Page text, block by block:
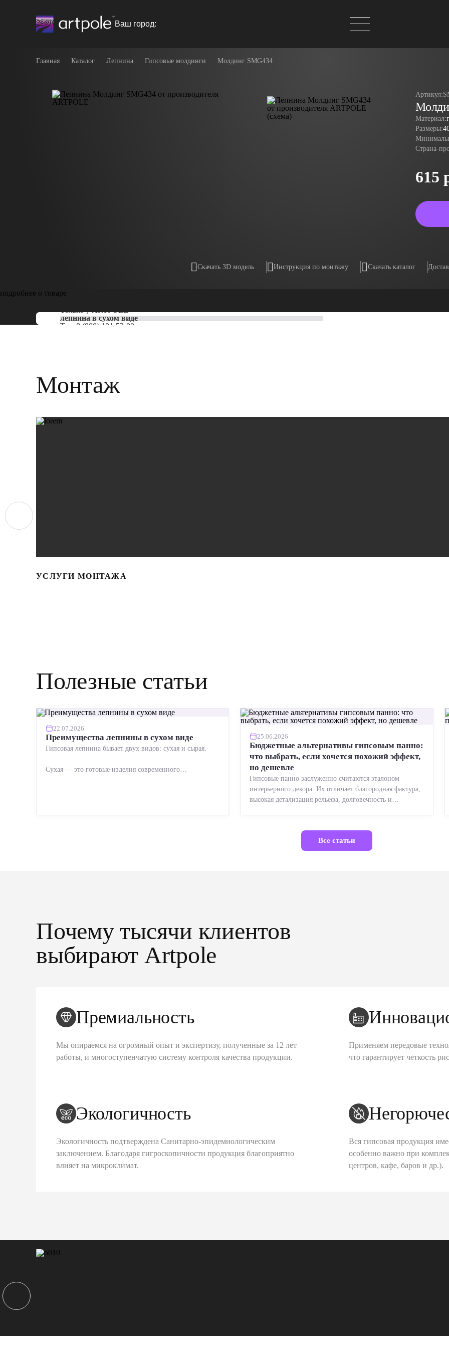
Ваш город:
Главная Каталог Лепнина Гипсовые молдинги Молдинг SMG434
Артикул:
Материал:
Размеры:
Страна-
615
Скачать 3D модель Инструкция по монтажу Скачать каталог
подробнее о товаре
Только уARTPOLE
лепнина в сухом виде
Тел: 8 (800) 101-53-00
Монтаж
УСЛУГИ МОНТАЖА
Полезные статьи
22.07.2026
Преимущества лепнины в сухом виде
Гипсовая лепнина бывает двух видов: сухая и сырая.
Сухая — это готовые изделия современного
25.06.2026
Бюджетные альтернативы гипсовым панно:
что выбрать, если хочется похожий эффект,
но дешевле
Гипсовые панно заслуженно считаются эталоном
интерьерного декора. Их отличает благородная фактура,
высокая детализация рельефа, долговечность и
Все статьи
Почему тысячи клиентов
выбирают Artpole
Премиальность
Мы опираемся на огромный опыт и экспертизу, полученные за 12 лет
работы, и многоступенчатую систему контроля качества продукции.
Применяем передовые
что гарантирует четкость
Экологичность
Экологичность подтверждена Санитарно-эпидемиологическим
заключением. Благодаря гигроскопичности продукция благоприятно
влияет на микроклимат.
Вся гипсовая продукция
особенно важно при
центров, кафе, баров и др.).